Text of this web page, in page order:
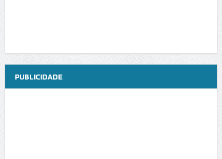
PUBLICIDADE